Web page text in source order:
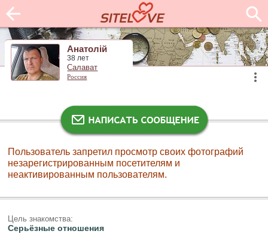
Анатолій
38 лет
Салават
Россия
Пользователь запретил просмотр своих фотографий
незарегистрированным посетителям и
неактивированным пользователям.
Цель знакомства:
Серьёзные отношения